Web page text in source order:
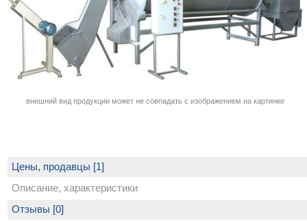
внешний вид продукции может не совпадать с изображением на картинке
Цены, продавцы [1]
Описание, характеристики
Отзывы [0]